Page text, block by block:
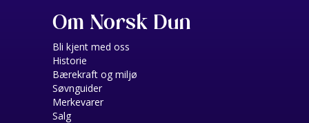
Om Norsk Dun
Bli kjent med oss
Historie
Bærekraft og miljø
Søvnguider
Merkevarer
Salg